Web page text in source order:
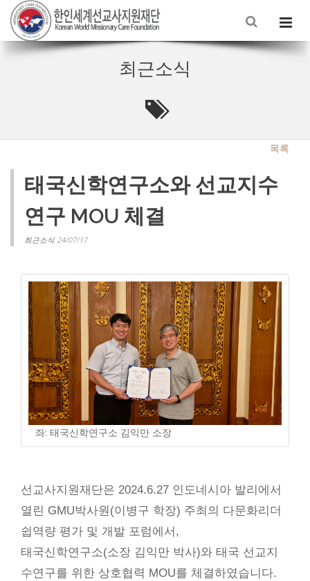
최근소식
목록
태국신학연구소와 선교지수
연구 MOU 체결
최근소식 24/07/17
좌: 태국신학연구소 김익만 소장
선교사지원재단은 2024.6.27 인도네시아 발리에서
열린 GMU박사원(이병구 학장) 주최의 다문화리더
쉽역량 평가 및 개발 포럼에서,
태국신학연구소(소장 김익만 박사)와 태국 선교지
수연구를 위한 상호협력 MOU를 체결하였습니다.